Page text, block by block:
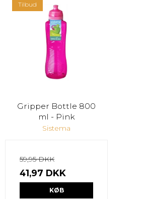
Tilbud
Gripper Bottle 800
ml - Pink
Sistema
59,95 DKK
41,97 DKK
KØB